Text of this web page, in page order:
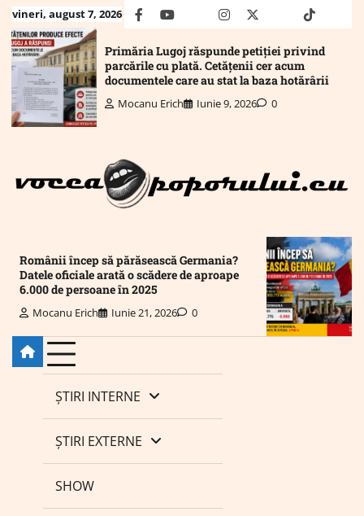
Skip
to
content
vineri, august 7, 2026 facebookyoutubeMailinstagram
twitter truthtiktok
Primăria Lugoj răspunde petiției privind
parcările cu plată. Cetățenii cer acum
documentele care au stat la baza hotărârii
Mocanu Erich Iunie 9, 2026 0
Românii încep să părăsească Germania?
Datele oficiale arată o scădere de aproape
6.000 de persoane în 2025
Mocanu Erich Iunie 21, 2026 0
ȘTIRI INTERNE
ȘTIRI EXTERNE
SHOW